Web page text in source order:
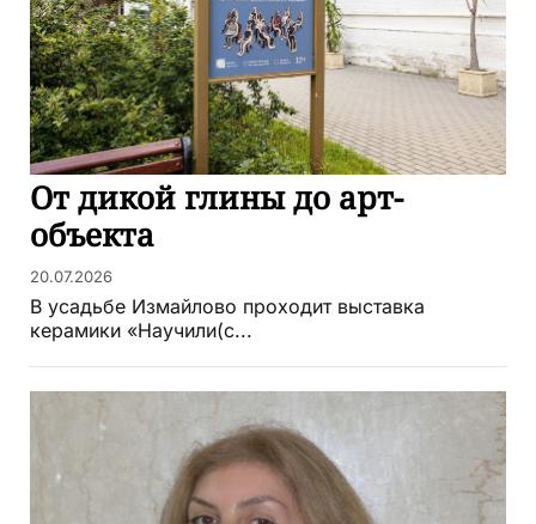
От дикой глины до арт-
объекта
20.07.2026
В усадьбе Измайлово проходит выставка
керамики «Научили(с...